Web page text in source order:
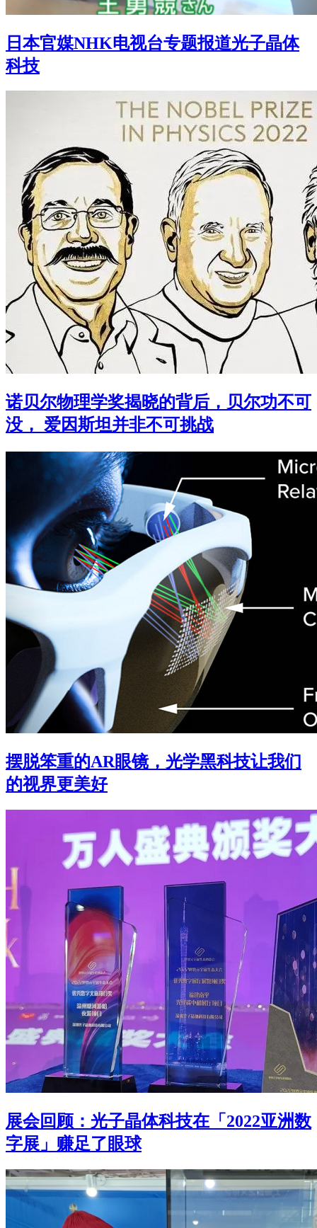
日本官媒NHK电视台专题报道光子晶体
科技
诺贝尔物理学奖揭晓的背后，贝尔功不可
没， 爱因斯坦并非不可挑战
摆脱笨重的AR眼镜，光学黑科技让我们
的视界更美好
展会回顾：光子晶体科技在「2022亚洲数
字展」赚足了眼球